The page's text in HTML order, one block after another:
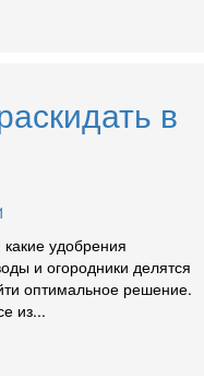
в
удобрения
и огородники делятся
оптимальное решение.
из...